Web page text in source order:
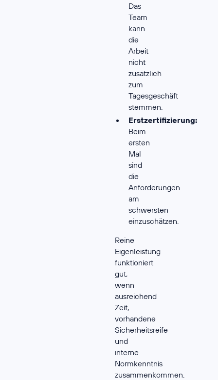
Das
Team
kann
die
Arbeit
nicht
zusätzlich
zum
Tagesgeschäft
stemmen.
Erstzertifizierung:
Beim
ersten
Mal
sind
die
Anforderungen
am
schwersten
einzuschätzen.
Reine
Eigenleistung
funktioniert
gut,
wenn
ausreichend
Zeit,
vorhandene
Sicherheitsreife
und
interne
Normkenntnis
zusammenkommen.